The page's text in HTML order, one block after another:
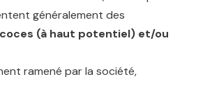
généralement des
(à haut potentiel) et/ou
ramené par la société,